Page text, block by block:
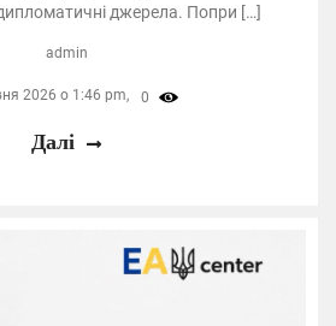
джерела. Попри […]
admin
2026 о 1:46 pm, 0
Далі